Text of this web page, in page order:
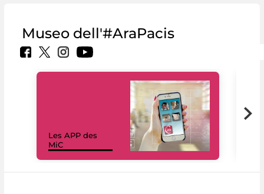
Museo dell'#AraPacis
Les APP des
MiC